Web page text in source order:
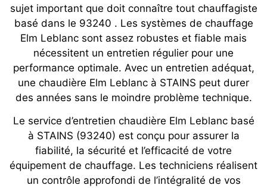
sujet important que doit connaître tout chauffagiste
basé dans le 93240 . Les systèmes de chauffage
Elm Leblanc sont assez robustes et fiable mais
nécessitent un entretien régulier pour une
performance optimale. Avec un entretien adéquat,
une chaudière Elm Leblanc à STAINS peut durer
des années sans le moindre problème technique.
Le service d’entretien chaudière Elm Leblanc basé
à STAINS (93240) est conçu pour assurer la
fiabilité, la sécurité et l’efficacité de votre
équipement de chauffage. Les techniciens réalisent
un contrôle approfondi de l’intégralité de vos